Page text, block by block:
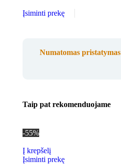
Įsiminti prekę
Numatomas
Taip pat rekomenduojame
-55%
Į krepšelį
Įsiminti prekę